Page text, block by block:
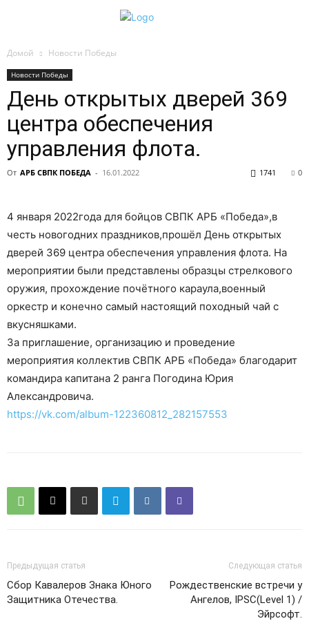
Домой Новости Победы
Новости Победы
День открытых дверей 369
центра обеспечения
управления флота.
От АРБ СВПК ПОБЕДА - 16.01.2022 0
1741
4 января 2022года для бойцов СВПК АРБ «Победа»,в
честь новогодних праздников,прошёл День открытых
дверей 369 центра обеспечения управления флота. На
мероприятии были представлены образцы стрелкового
оружия, прохождение почётного караула,военный
оркестр и конечно самый настоящий походный чай с
вкусняшками.
За приглашение, организацию и проведение
мероприятия коллектив СВПК АРБ «Победа» благодарит
командира капитана 2 ранга Погодина Юрия
Александровича.
https://vk.com/album-122360812_282157553
Предыдущая статья
Сбор Кавалеров Знака Юного
Защитника Отечества.
Следующая статья
Рождественские встречи у
Ангелов, IPSC(Level 1) /
Эйрсофт.